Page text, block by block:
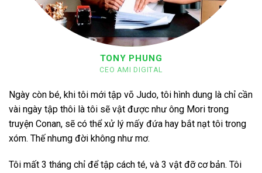
TONY PHUNG
CEO AMI DIGITAL
Ngày còn bé, khi tôi mới tập võ Judo, tôi hình dung là chỉ cần
vài ngày tập thôi là tôi sẽ vật được như ông Mori trong
truyện Conan, sẽ có thể xử lý mấy đứa hay bắt nạt tôi trong
xóm. Thế nhưng đời không như mơ.
Tôi mất 3 tháng chỉ để tập cách té, và 3 vật đỡ cơ bản. Tôi